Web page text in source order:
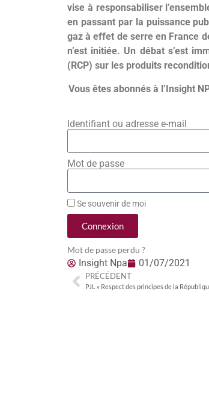
vise à responsabiliser
en passant par la puissance
gaz à effet de serre en France
n’est initiée. Un débat s’est
(RCP) sur les produits
Vous êtes abonnés à l’Insight
Identifiant ou adresse e-mail
Mot de passe
Se souvenir de moi
Connexion
Mot de passe perdu ?
Insight Npa 01/07/2021
PRÉCÉDENT